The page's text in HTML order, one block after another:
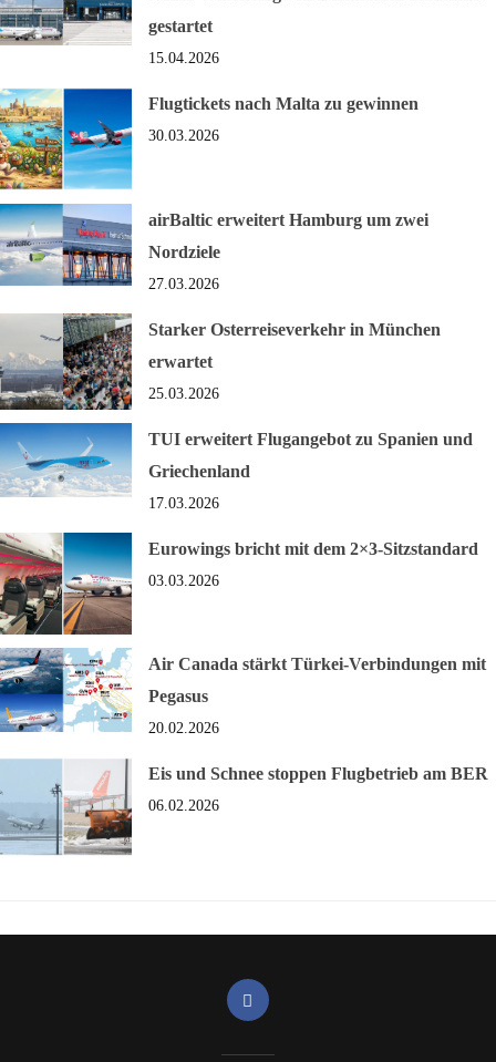
gestartet
15.04.2026
Flugtickets nach Malta zu gewinnen
30.03.2026
airBaltic erweitert Hamburg um zwei
Nordziele
27.03.2026
Starker Osterreiseverkehr in München
erwartet
25.03.2026
TUI erweitert Flugangebot zu Spanien und
Griechenland
17.03.2026
Eurowings bricht mit dem 2×3-Sitzstandard
03.03.2026
Air Canada stärkt Türkei-Verbindungen mit
Pegasus
20.02.2026
Eis und Schnee stoppen Flugbetrieb am BER
06.02.2026